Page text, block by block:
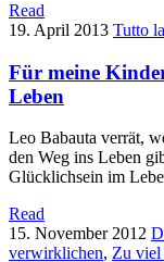
Read
19. April 2013 Tutto
Für meine
Leben
Leo Babauta verrät,
den Weg ins Leben
Glücklichsein im
Read
15. November 2012
verwirklichen, Zu viel